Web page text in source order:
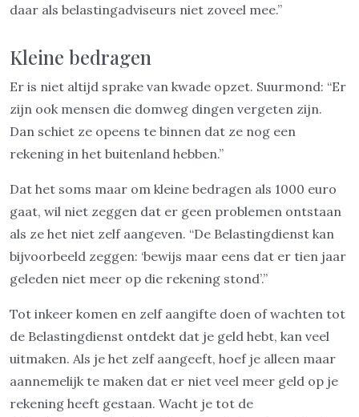
daar als belastingadviseurs niet zoveel mee.”
Kleine bedragen
Er is niet altijd sprake van kwade opzet. Suurmond: “Er
zijn ook mensen die domweg dingen vergeten zijn.
Dan schiet ze opeens te binnen dat ze nog een
rekening in het buitenland hebben.”
Dat het soms maar om kleine bedragen als 1000 euro
gaat, wil niet zeggen dat er geen problemen ontstaan
als ze het niet zelf aangeven. “De Belastingdienst kan
bijvoorbeeld zeggen: ‘bewijs maar eens dat er tien jaar
geleden niet meer op die rekening stond’.”
Tot inkeer komen en zelf aangifte doen of wachten tot
de Belastingdienst ontdekt dat je geld hebt, kan veel
uitmaken. Als je het zelf aangeeft, hoef je alleen maar
aannemelijk te maken dat er niet veel meer geld op je
rekening heeft gestaan. Wacht je tot de